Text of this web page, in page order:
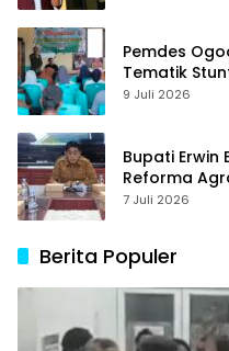
Pemdes
Tematik
9 Juli 2026
Bupati Erwin
Reforma
Tanah bagi
7 Juli 2026
Berita Populer